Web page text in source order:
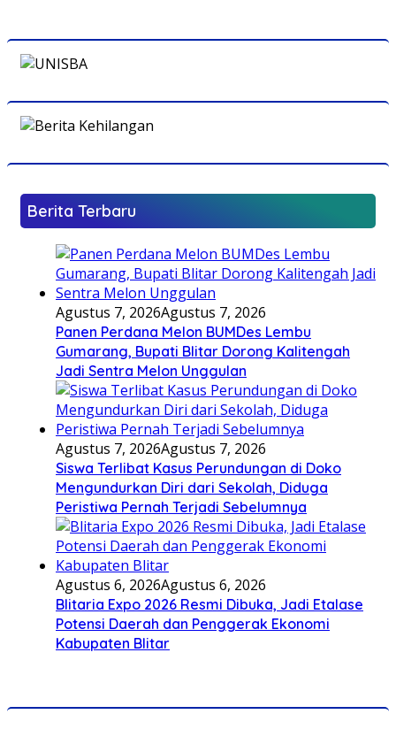
Berita Terbaru
Agustus 7, 2026Agustus 7, 2026
Panen Perdana Melon BUMDes Lembu
Gumarang, Bupati Blitar Dorong Kalitengah
Jadi Sentra Melon Unggulan
Agustus 7, 2026Agustus 7, 2026
Siswa Terlibat Kasus Perundungan di Doko
Mengundurkan Diri dari Sekolah, Diduga
Peristiwa Pernah Terjadi Sebelumnya
Agustus 6, 2026Agustus 6, 2026
Blitaria Expo 2026 Resmi Dibuka, Jadi Etalase
Potensi Daerah dan Penggerak Ekonomi
Kabupaten Blitar